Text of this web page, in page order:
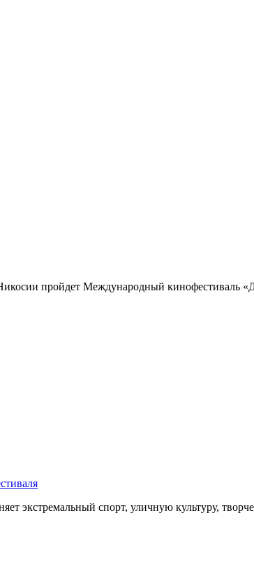
пройдет Международный кинофестиваль
экстремальный спорт, уличную культуру,